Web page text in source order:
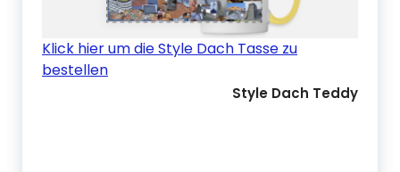
Klick hier um die Style Dach Tasse zu
bestellen
Style Dach Teddy